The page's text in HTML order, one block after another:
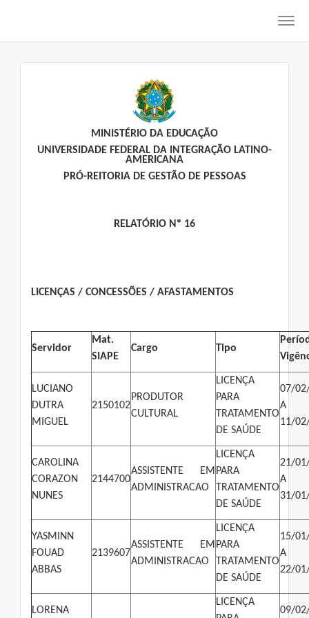
MINISTÉRIO DA EDUCAÇÃO
UNIVERSIDADE FEDERAL DA INTEGRAÇÃO LATINO-
AMERICANA
PRÓ-REITORIA DE GESTÃO DE PESSOAS
RELATÓRIO Nº 16
LICENÇAS / CONCESSÕES / AFASTAMENTOS
Servidor
Mat.
SIAPE
Cargo Tipo
LUCIANO
DUTRA
MIGUEL
2150102
PRODUTOR
CULTURAL
LICENÇA
PARA
TRATAMENTO
DE SAÚDE
07/
A
11/
CAROLINA
CORAZON
NUNES
2144700
ASSISTENTE EM
ADMINISTRACAO
LICENÇA
PARA
TRATAMENTO
DE SAÚDE
21/
A
31/
YASMINN
FOUAD
ABBAS
2139607
ASSISTENTE EM
ADMINISTRACAO
LICENÇA
PARA
TRATAMENTO
DE SAÚDE
15/
A
22/
LORENA
LICENÇA
09/